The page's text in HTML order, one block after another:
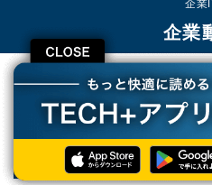
企業
企業
TECH+ 企業IT 企業動向 CTO
連載
エンタープライズ0.2 - 進